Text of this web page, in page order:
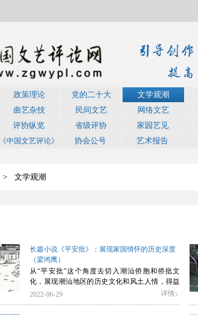
政策理论 党的二十大 文学观潮
曲艺杂技
民间文艺 网络文艺
评协纵览 省级评协 家园艺见
《中国文艺评论》 协会公号 艺术报告
> 文学观潮
长篇小说《平安批》：展现家国情怀的历史深度
（梁鸿鹰）
从“平安批”这个角度去切入潮汕侨胞和侨批文
化，展现潮汕地区的历史文化和风土人情，得益
于他传统文化底蕴厚实，文化眼光敏锐，以及对
2022-06-29 详情